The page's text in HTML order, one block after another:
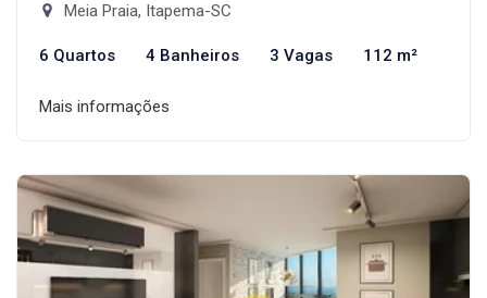
Meia Praia, Itapema-SC
6 Quartos 4 Banheiros 3 Vagas 112 m²
Mais informações